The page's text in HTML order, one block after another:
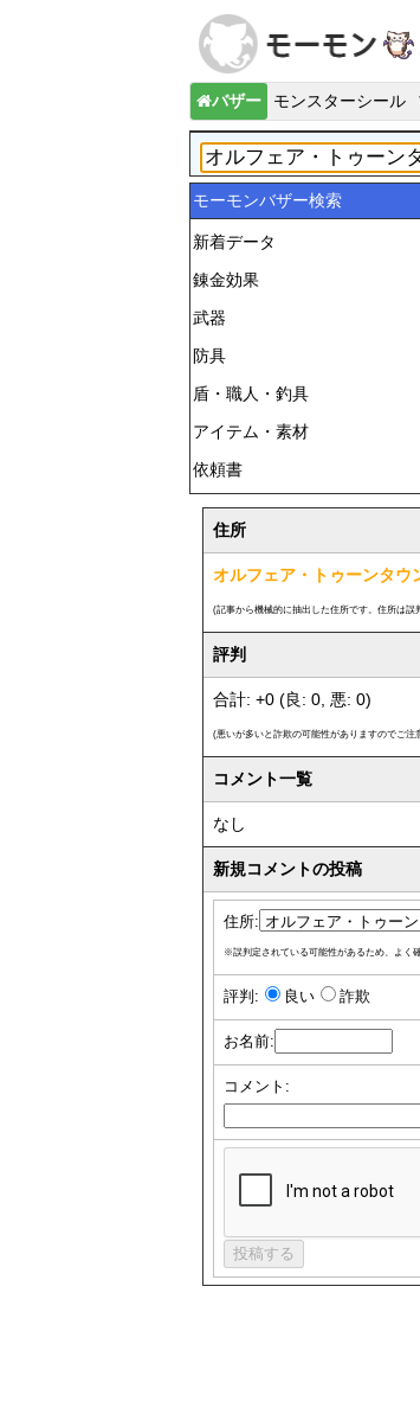
バザー モンスターシール
モーモンバザー検索
新着データ
錬金効果
武器
防具
盾・職人・釣具
アイテム・素材
依頼書
住所
オルフェア・トゥーンタウ
(記事から機械的に抽出した住所です。住所は
評判
合計: +0 (良: 0, 悪: 0)
(悪いが多いと詐欺の可能性がありますのでご
コメント一覧
なし
新規コメントの投稿
住所:
※誤判定されている可能性があるため、よく
評判: 良い 詐欺
お名前:
コメント: